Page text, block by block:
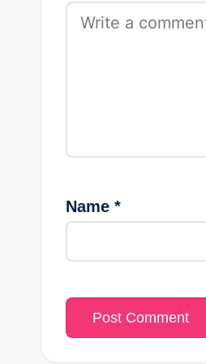
Name *